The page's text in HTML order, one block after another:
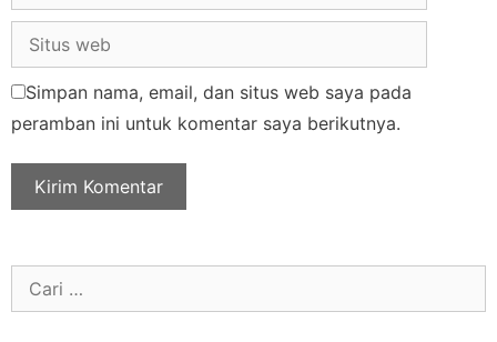
Simpan nama, email, dan situs web saya pada
peramban ini untuk komentar saya berikutnya.